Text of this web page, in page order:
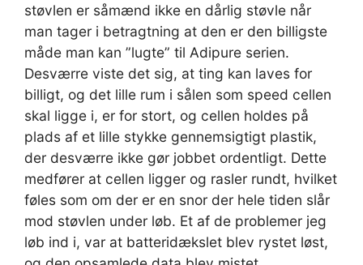
støvlen er såmænd ikke en dårlig støvle når
man tager i betragtning at den er den billigste
måde man kan ”lugte” til Adipure serien.
Desværre viste det sig, at ting kan laves for
billigt, og det lille rum i sålen som speed cellen
skal ligge i, er for stort, og cellen holdes på
plads af et lille stykke gennemsigtigt plastik,
der desværre ikke gør jobbet ordentligt. Dette
medfører at cellen ligger og rasler rundt, hvilket
føles som om der er en snor der hele tiden slår
mod støvlen under løb. Et af de problemer jeg
løb ind i, var at batteridækslet blev rystet løst,